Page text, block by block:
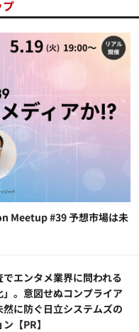
プ
Meetup #39 予想市場は未
エンタメ業界に問われる
」。意図せぬコンプライア
然に防ぐ日立システムズの
【PR】